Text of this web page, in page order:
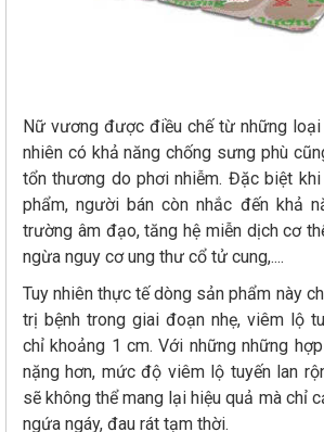
Nữ vương được điều chế từ những
nhiên có khả năng chống sưng phù
tổn thương do phơi nhiễm. Đặc biệt
phẩm, người bán còn nhắc đến khả
trường âm đạo, tăng hệ miễn dịch cơ
ngừa nguy cơ ung thư cổ tử cung,....
Tuy nhiên thực tế dòng sản phẩm này
trị bệnh trong giai đoạn nhẹ, viêm lộ
chỉ khoảng 1 cm. Với những những
nặng hơn, mức độ viêm lộ tuyến lan
sẽ không thể mang lại hiệu quả mà chỉ
ngứa ngáy, đau rát tạm thời.